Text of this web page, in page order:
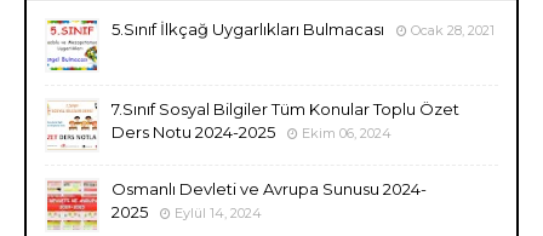
5.Sınıf İlkçağ Uygarlıkları Bulmacası Ocak 28, 2021
7.Sınıf Sosyal Bilgiler Tüm Konular Toplu Özet
Ders Notu 2024-2025
Ekim 06, 2024
Osmanlı Devleti ve Avrupa Sunusu 2024-
2025
Eylül 14, 2024